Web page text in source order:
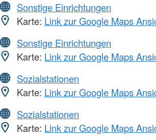
Sonstige Einrichtungen
Karte: Link zur Google Maps
Sonstige Einrichtungen
Karte: Link zur Google Maps
Sozialstationen
Karte: Link zur Google Maps
Sozialstationen
Karte: Link zur Google Maps